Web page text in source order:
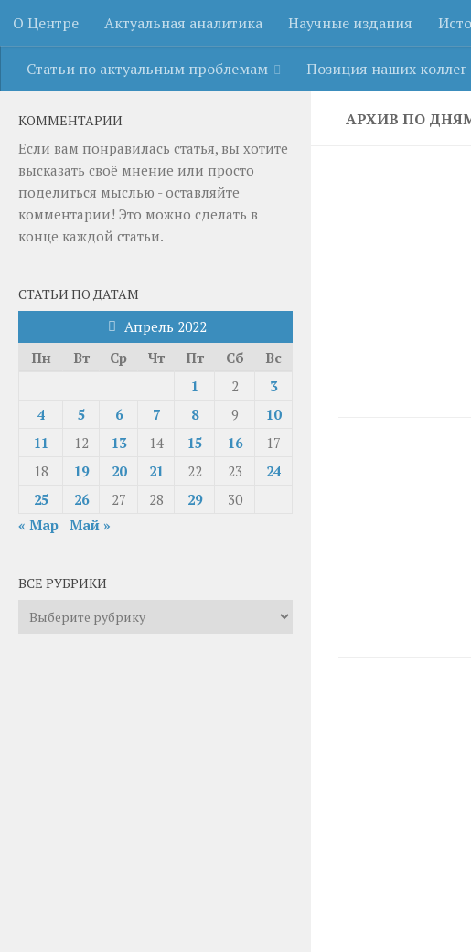
Перейти к содержимому
О Центре Актуальная аналитика Научные издания
Статьи по актуальным проблемам Позиция наших коллег
АРХИВ ПО
КОММЕНТАРИИ
Если вам понравилась статья, вы хотите
высказать своё мнение или просто
поделиться мыслью - оставляйте
комментарии! Это можно сделать в
конце каждой статьи.
СТАТЬИ ПО ДАТАМ
Апрель 2022
Пн
Вт Ср Чт Пт Сб
Вс
1
2
3
4
5 6 7 8 9
10
11
12 13 14 15 16
17
18
19 20 21 22 23
24
25
26 27 28 29
30
« Мар Май »
ВСЕ РУБРИКИ
Все